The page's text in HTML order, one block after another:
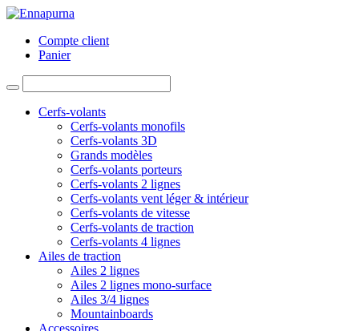
Compte client
Panier
Cerfs-volants
Cerfs-volants monofils
Cerfs-volants 3D
Grands modèles
Cerfs-volants porteurs
Cerfs-volants 2 lignes
Cerfs-volants vent léger & intérieur
Cerfs-volants de vitesse
Cerfs-volants de traction
Cerfs-volants 4 lignes
Ailes de traction
Ailes 2 lignes
Ailes 2 lignes mono-surface
Ailes 3/4 lignes
Mountainboards
Accessoires